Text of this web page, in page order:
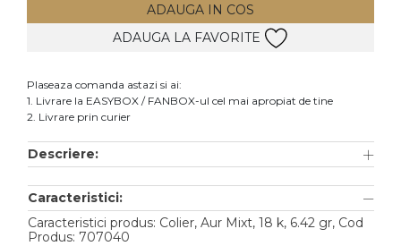
Accesorii
Aur alb
Aur roz
ADAUGA IN COS
ADAUGA LA FAVORITE
Plaseaza comanda astazi si ai:
1. Livrare la EASYBOX / FANBOX-ul cel mai apropiat de tine
2. Livrare prin curier
Descriere:
Caracteristici:
Caracteristici produs: Colier, Aur Mixt, 18 k, 6.42 gr, Cod
Produs: 707040